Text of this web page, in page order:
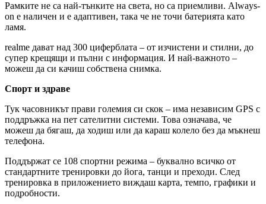
Рамките не са най-тънките на света, но са приемливи. Always-
on е наличен и е адаптивен, така че не точи батерията като
ламя.
realme дават над 300 циферблата – от изчистени и стилни, до
супер крещящи и пълни с информация. И най-важното –
можеш да си качиш собствена снимка.
Спорт и здраве
Тук часовникът прави големия си скок – има независим GPS с
поддръжка на пет сателитни системи. Това означава, че
можеш да бягаш, да ходиш или да караш колело без да мъкнеш
телефона.
Поддържат се 108 спортни режима – буквално всичко от
стандартните тренировки до йога, танци и преходи. След
тренировка в приложението виждаш карта, темпо, графики и
подробности.